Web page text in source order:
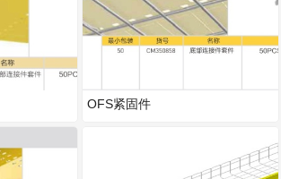
OFS紧固件